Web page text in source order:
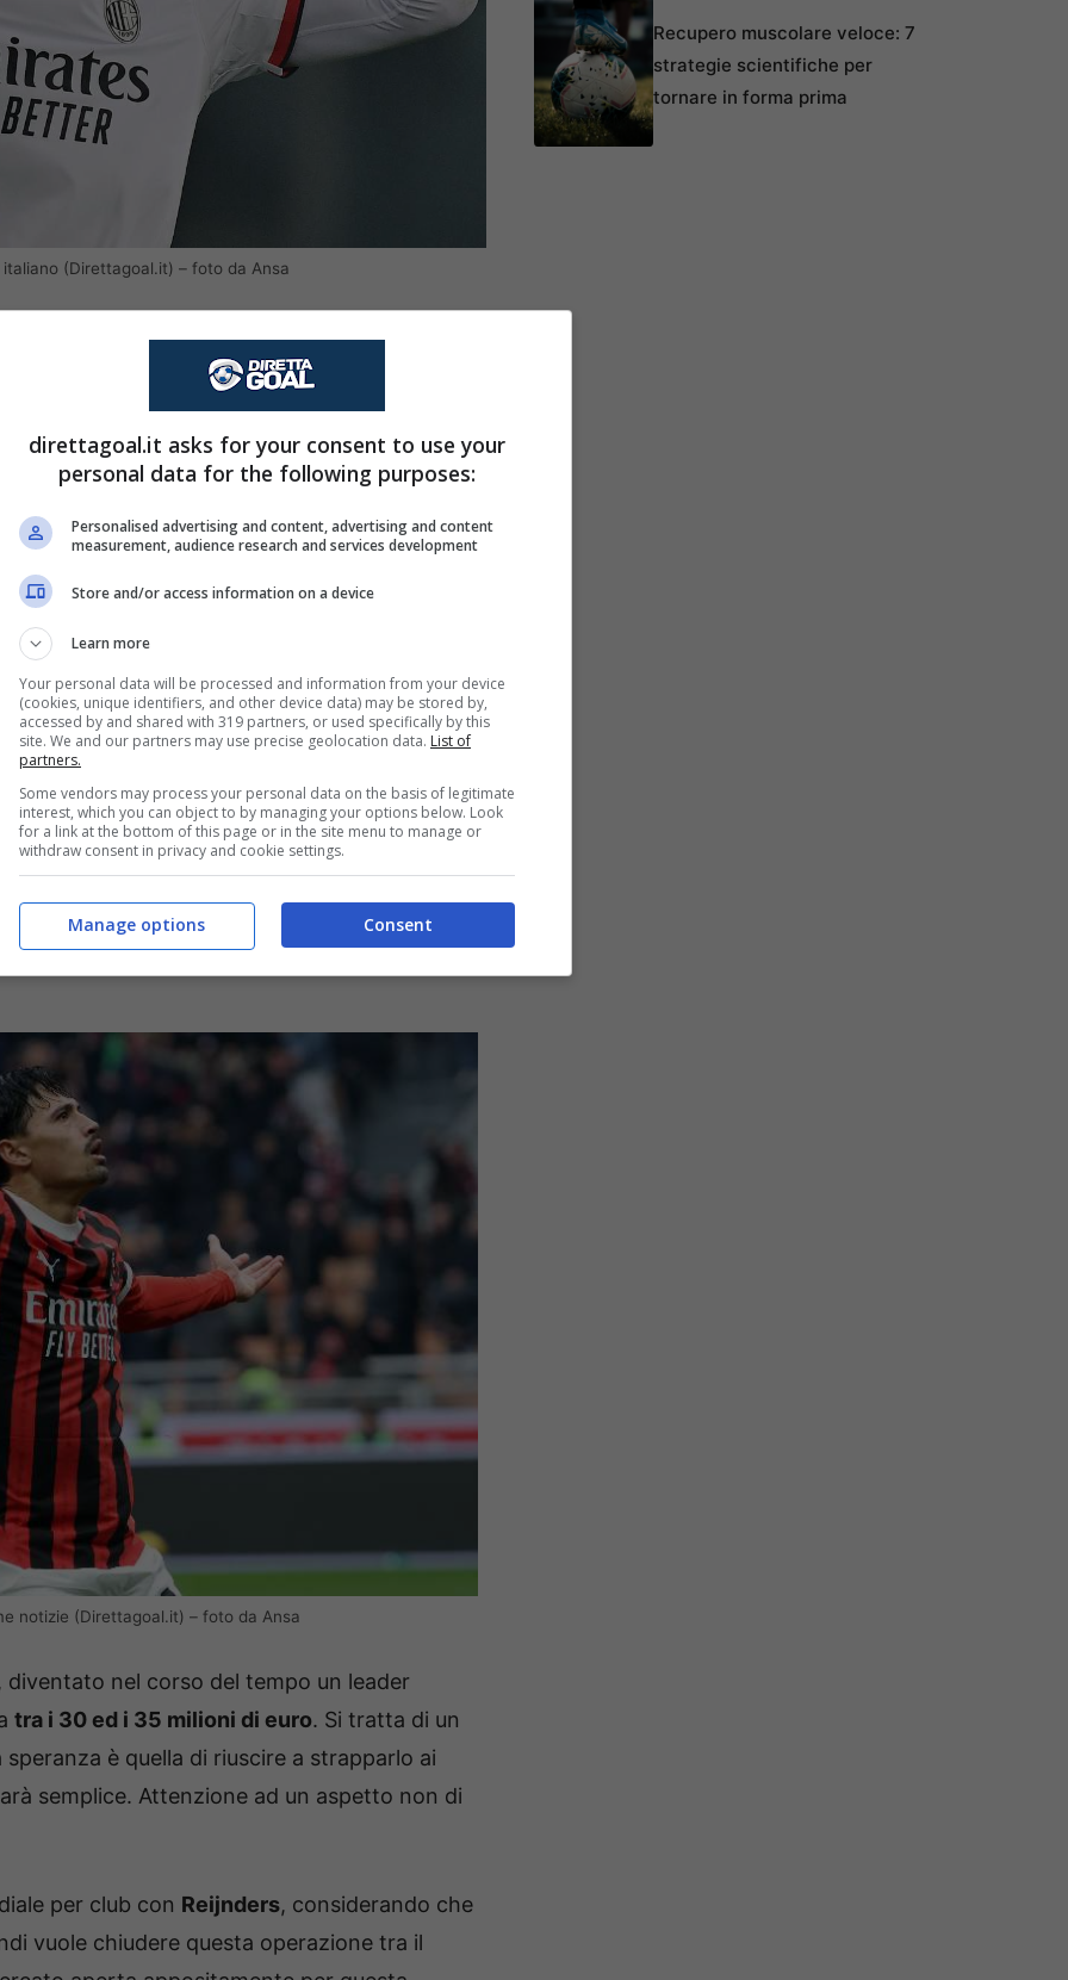
(Direttagoal.it) – foto da Ansa
momento, saranno necessari dei
dei colpi in entrata. Il principale indiziato,
fino a questo momento, a lasciare il
in questa stagione e che continua ad avere
rossonera è consapevole di questo ed
essere il suo erede in mezzo al campo.
sostituto è italiano: le
è assolutamente concreto e sembra
sembra pronto a mettere sul piatto per
ai 70 milioni di euro . Secondo quanto
sembra pronto a spendere una cifra
pallino che può essere il suo erede. Si
in forza al Torinoe che piace anche
notizie (Direttagoal.it) – foto da Ansa
nel corso del tempo un leader
tra i 30 ed i 35 milioni di euro. Si tratta di un
speranza è quella di riuscire a strapparlo ai
semplice. Attenzione ad un aspetto non di
per club con Reijnders, considerando che
vuole chiudere questa operazione tra il
Recupero muscolare veloce: 7
strategie scientifiche per
tornare in forma prima
direttagoal.it asks for your consent to use your
personal data for the following purposes:
Personalised advertising and content, advertising and content
measurement, audience research and services development
Store and/or access information on a device
Learn more
Your personal data will be processed and information from your device
(cookies, unique identifiers, and other device data) may be stored by,
accessed by and shared with 319 partners, or used specifically by this
site. We and our partners may use precise geolocation data. List of
partners.
Some vendors may process your personal data on the basis of legitimate
interest, which you can object to by managing your options below. Look
for a link at the bottom of this page or in the site menu to manage or
withdraw consent in privacy and cookie settings.
Consent
Manage options